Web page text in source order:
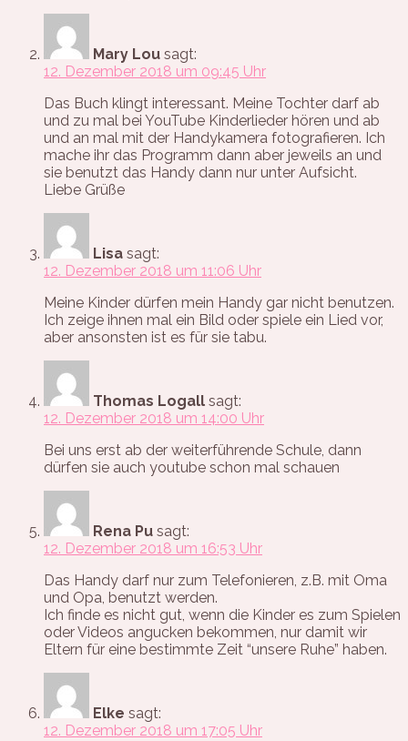
Mary Lou sagt:
12. Dezember 2018 um 09:45 Uhr
Das Buch klingt interessant. Meine Tochter darf ab
und zu mal bei YouTube Kinderlieder hören und ab
und an mal mit der Handykamera fotografieren. Ich
mache ihr das Programm dann aber jeweils an und
sie benutzt das Handy dann nur unter Aufsicht.
Liebe Grüße
Lisa sagt:
12. Dezember 2018 um 11:06 Uhr
Meine Kinder dürfen mein Handy gar nicht benutzen.
Ich zeige ihnen mal ein Bild oder spiele ein Lied vor,
aber ansonsten ist es für sie tabu.
Thomas Logall sagt:
12. Dezember 2018 um 14:00 Uhr
Bei uns erst ab der weiterführende Schule, dann
dürfen sie auch youtube schon mal schauen
Rena Pu sagt:
12. Dezember 2018 um 16:53 Uhr
Das Handy darf nur zum Telefonieren, z.B. mit Oma
und Opa, benutzt werden.
Ich finde es nicht gut, wenn die Kinder es zum Spielen
oder Videos angucken bekommen, nur damit wir
Eltern für eine bestimmte Zeit “unsere Ruhe” haben.
Elke sagt:
12. Dezember 2018 um 17:05 Uhr